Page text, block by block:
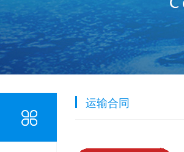
运输合同